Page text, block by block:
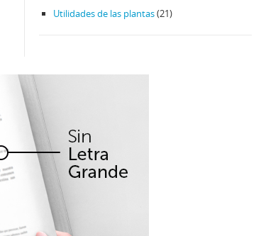
Utilidades de las plantas(21)